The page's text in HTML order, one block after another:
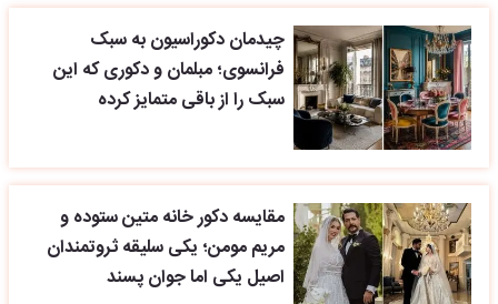
چیدمان دکوراسیون به سبک
فرانسوی؛ مبلمان و دکوری که این
سبک را از باقی متمایز کرده
مقایسه دکور خانه متین ستوده و
مریم مومن؛ یکی سلیقه ثروتمندان
اصیل یکی اما جوان پسند